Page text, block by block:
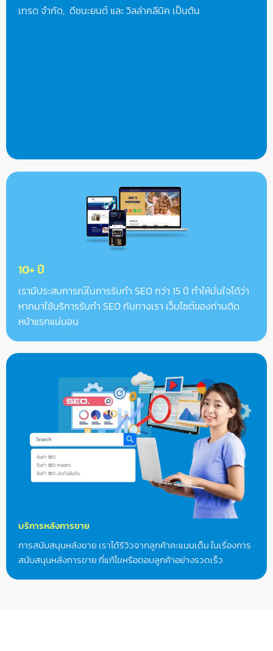
เทรด จำกัด, ดีชนะยนต์ และ วิลล่าคลีนิค เป็นต้น
10+ ปี
เรามีประสบการณ์ในการรับทำ SEO กว่า 15 ปี ทำให้มั่นใจได้ว่า
หากมาใช้บริการรับทำ SEO กับทางเรา เว็บไซต์ของท่านติด
หน้าแรกแน่นอน
บริการหลังการขาย
การสนับสนุนหลังขาย เราได้รีวิวจากลูกค้าคะแนนเต็ม ในเรื่องการ
สนับสนุนหลังการขาย ที่แก้ไขหรือตอบลูกค้าอย่างรวดเร็ว